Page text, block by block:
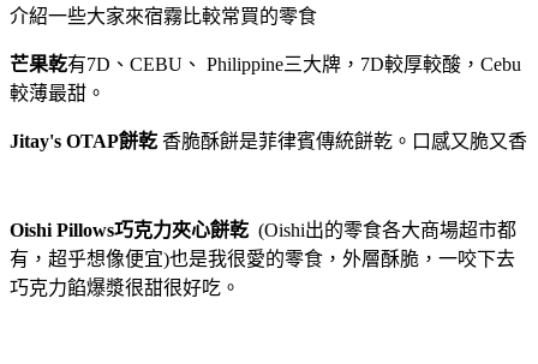
介紹一些大家來宿霧比較常買的零食
芒果乾有7D、CEBU、 Philippine三大牌，7D較厚較酸，Cebu
較薄最甜。
Jitay's OTAP餅乾 香脆酥餅是菲律賓傳統餅乾。口感又脆又香
Oishi Pillows巧克力夾心餅乾 (Oishi出的零食各大商場超市都
有，超乎想像便宜)也是我很愛的零食，外層酥脆，一咬下去
巧克力餡爆漿很甜很好吃。